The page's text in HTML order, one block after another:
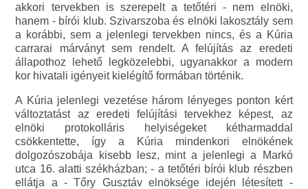
akkori tervekben is szerepelt a tetőtéri - nem elnöki,
hanem - bírói klub. Szivarszoba és elnöki lakosztály sem
a korábbi, sem a jelenlegi tervekben nincs, és a Kúria
carrarai márványt sem rendelt. A felújítás az eredeti
állapothoz lehető legközelebbi, ugyanakkor a modern
kor hivatali igényeit kielégítő formában történik.
A Kúria jelenlegi vezetése három lényeges ponton kért
változtatást az eredeti felújítási tervekhez képest, az
elnöki protokolláris helyiségeket kétharmaddal
csökkentette, így a Kúria mindenkori elnökének
dolgozószobája kisebb lesz, mint a jelenlegi a Markó
utca 16. alatti székházban; - a tetőtéri bírói klub részben
ellátja a - Tőry Gusztáv elnöksége idején létesített -